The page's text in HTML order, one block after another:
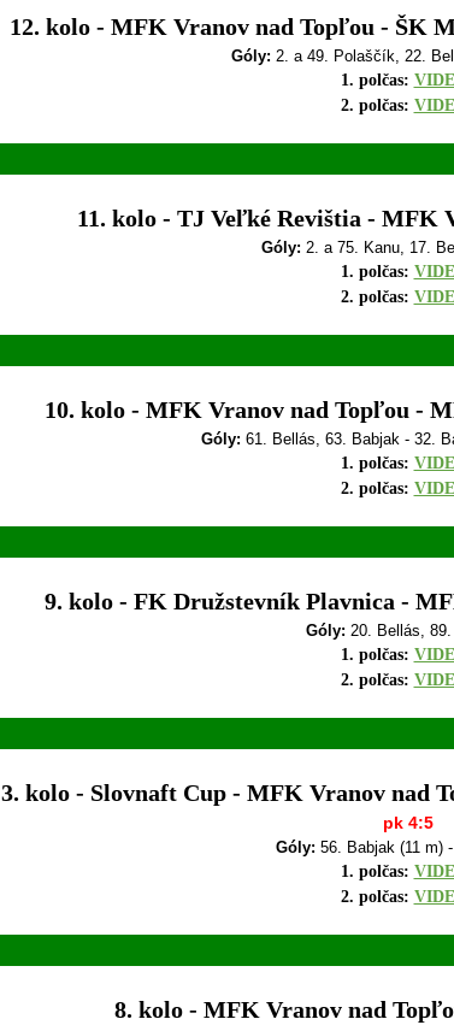
12. kolo - MFK Vranov nad Topľou - ŠK
Góly: 2. a 49. Polaščík, 22.
1. polčas:
2. polčas:
11. kolo - TJ Veľké Revištia - MFK
Góly: 2. a 75. Kanu, 17.
1. polčas:
2. polčas:
10. kolo - MFK Vranov nad Topľou -
Góly: 61. Bellás, 63. Babjak - 32.
1. polčas:
2. polčas:
9. kolo - FK Družstevník Plavnica -
Góly: 20. Bellás,
1. polčas:
2. polčas:
3. kolo - Slovnaft Cup - MFK Vranov nad
pk 4:5
Góly: 56. Babjak (11 m)
1. polčas:
2. polčas:
8. kolo - MFK Vranov nad